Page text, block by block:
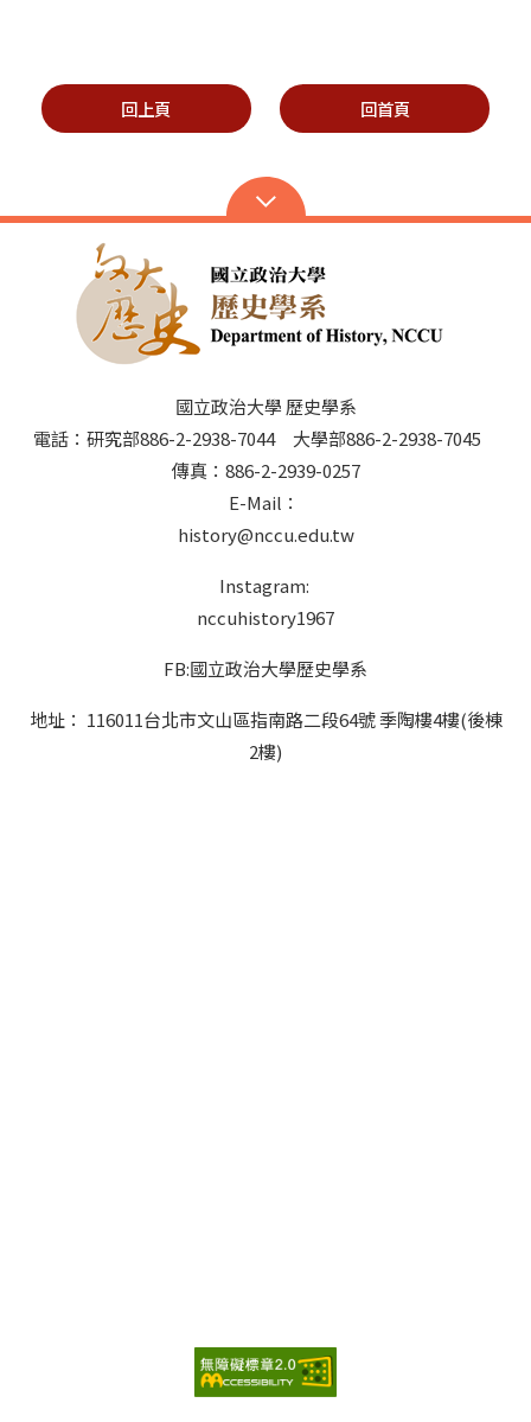
回上頁 回首頁
國立政治大學 歷史學系
電話：研究部886-2-2938-7044 大學部886-2-2938-7045
傳真：886-2-2939-0257
E-Mail：
history@nccu.edu.tw
Instagram:
nccuhistory1967
FB:國立政治大學歷史學系
地址： 116011台北市文山區指南路二段64號 季陶樓4樓(後棟
2樓)